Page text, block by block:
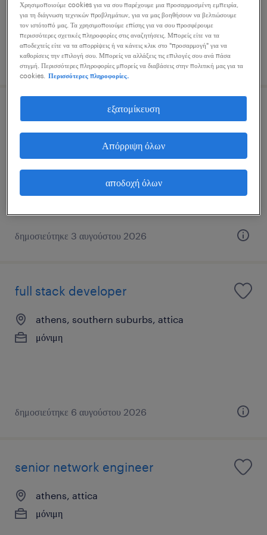
δημοσιεύτηκε 4 αυγούστου 2026
athens | hybrid, attica
μόνιμη
δημοσιεύτηκε 3 αυγούστου 2026
full stack developer
athens, southern suburbs, attica
μόνιμη
δημοσιεύτηκε 6 αυγούστου 2026
senior network engineer
athens, attica
μόνιμη
Χρησιμοποιούμε cookies για να σου παρέχουμε μια προσαρμοσμένη εμπειρία,
για τη διάγνωση τεχνικών προβλημάτων, για να μας βοηθήσουν να βελτιώσουμε
τον ιστότοπό μας. Τα χρησιμοποιούμε επίσης για να σου προσφέρουμε
περισσότερες σχετικές πληροφορίες στις αναζητήσεις. Μπορείς είτε να τα
αποδεχτείς είτε να τα απορρίψεις ή να κάνεις κλικ στο "προσαρμογή" για να
καθορίσεις την επιλογή σου. Μπορείς να αλλάξεις τις επιλογές σου ανά πάσα
στιγμή. Περισσότερες πληροφορίες μπορείς να διαβάσεις στην πολιτική μας για τα
cookies.
Περισσότερες πληροφορίες.
εξατομίκευση
Απόρριψη όλων
αποδοχή όλων